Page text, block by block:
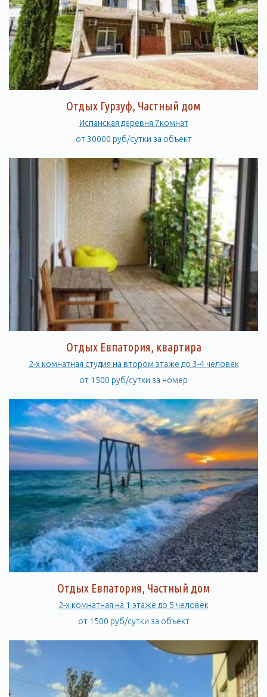
Отдых Гурзуф, Частный дом
Испанская деревня 7комнат
от 30000 руб/сутки за объект
Отдых Евпатория, квартира
2-х комнатная студия на втором этаже до 3-4 человек
от 1500 руб/сутки за номер
Отдых Евпатория, Частный дом
2-х комнатная на 1 этаже до 5 человек
от 1500 руб/сутки за объект